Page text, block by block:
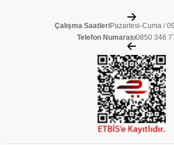
Çalışma SaatleriPazartesi-Cuma /
Telefon Numarası0850 346